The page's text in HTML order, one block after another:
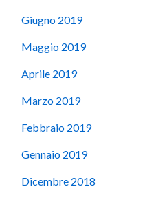
Giugno 2019
Maggio 2019
Aprile 2019
Marzo 2019
Febbraio 2019
Gennaio 2019
Dicembre 2018